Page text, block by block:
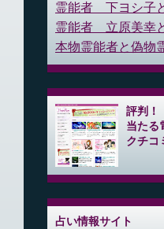
霊能者 下ヨシ子
霊能者 立原美幸
本物霊能者と偽物
評判！
当たる
クチコ
占い情報サイト